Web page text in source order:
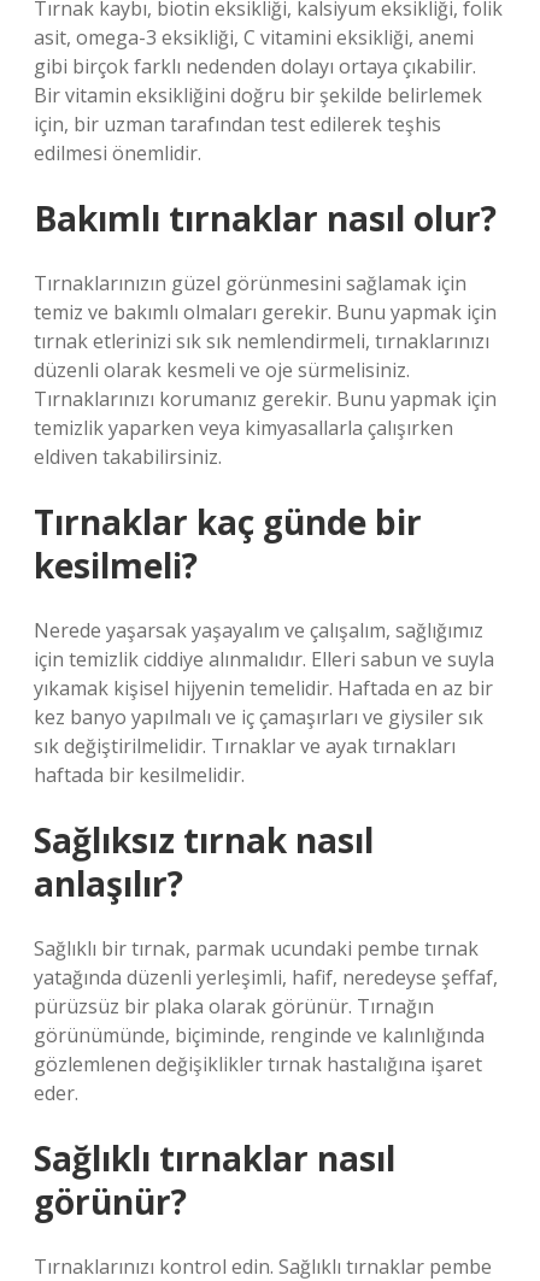
Tırnak kaybı, biotin eksikliği, kalsiyum eksikliği, folik
asit, omega-3 eksikliği, C vitamini eksikliği, anemi
gibi birçok farklı nedenden dolayı ortaya çıkabilir.
Bir vitamin eksikliğini doğru bir şekilde belirlemek
için, bir uzman tarafından test edilerek teşhis
edilmesi önemlidir.
Bakımlı tırnaklar nasıl olur?
Tırnaklarınızın güzel görünmesini sağlamak için
temiz ve bakımlı olmaları gerekir. Bunu yapmak için
tırnak etlerinizi sık sık nemlendirmeli, tırnaklarınızı
düzenli olarak kesmeli ve oje sürmelisiniz.
Tırnaklarınızı korumanız gerekir. Bunu yapmak için
temizlik yaparken veya kimyasallarla çalışırken
eldiven takabilirsiniz.
Tırnaklar kaç günde bir
kesilmeli?
Nerede yaşarsak yaşayalım ve çalışalım, sağlığımız
için temizlik ciddiye alınmalıdır. Elleri sabun ve suyla
yıkamak kişisel hijyenin temelidir. Haftada en az bir
kez banyo yapılmalı ve iç çamaşırları ve giysiler sık ​​
sık değiştirilmelidir. Tırnaklar ve ayak tırnakları
haftada bir kesilmelidir.
Sağlıksız tırnak nasıl
anlaşılır?
Sağlıklı bir tırnak, parmak ucundaki pembe tırnak
yatağında düzenli yerleşimli, hafif, neredeyse şeffaf,
pürüzsüz bir plaka olarak görünür. Tırnağın
görünümünde, biçiminde, renginde ve kalınlığında
gözlemlenen değişiklikler tırnak hastalığına işaret
eder.
Sağlıklı tırnaklar nasıl
görünür?
Tırnaklarınızı kontrol edin. Sağlıklı tırnaklar pembe